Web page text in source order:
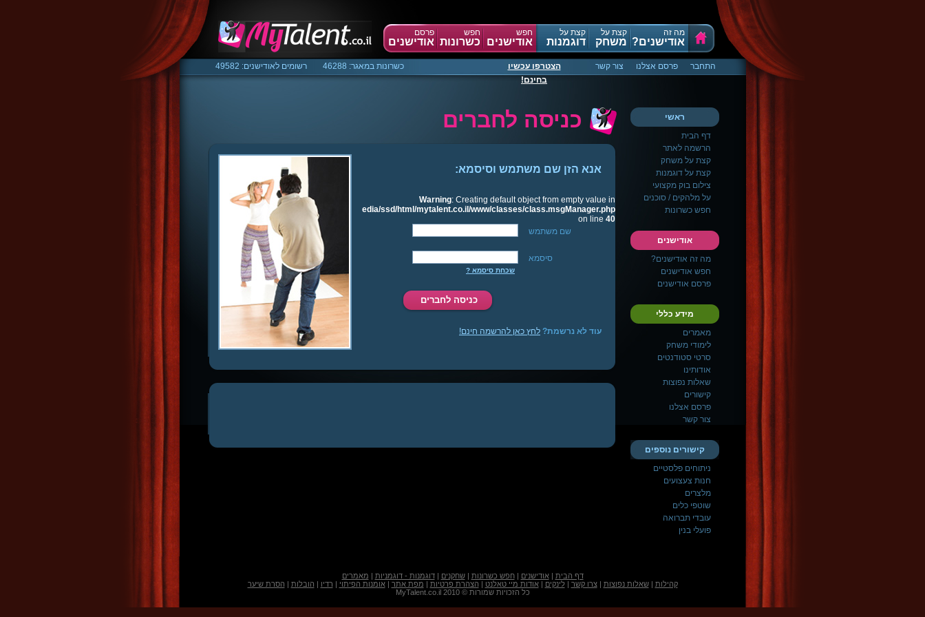
פרסם
אודישנים
חפש
כשרונות
חפש
אודישנים
קצת על
דוגמנות
קצת על
משחק
מה זה
אודישנים?
התחבר פרסם אצלנו צור קשר
הצטרפו עכשיו
בחינם!
כשרונות במאגר: 46288 רשומים לאודישנים: 49582
כניסה לחברים
אנא הזן שם משתמש וסיסמא:
Warning: Creating default object from empty value in
/media/ssd/html/mytalent.co.il/www/classes/class.msgManager.php
on line 40
שם משתמש
סיסמא
שכחת סיסמא ?
עוד לא נרשמת? לחץ כאן להרשמה חינם!
ראשי
דף הבית
הרשמה לאתר
קצת על משחק
קצת על דוגמנות
צילום בוק מקצועי
על מלהקים / סוכנים
חפש כשרונות
אודישנים
מה זה אודישנים?
חפש אודישנים
פרסם אודישנים
מידע כללי
מאמרים
לימודי משחק
סרטי סטודנטים
אודותינו
שאלות נפוצות
קישורים
פרסם אצלנו
צור קשר
קישורים נוספים
ניתוחים פלסטיים
חנות צעצועים
מלצרים
שוטפי כלים
עובדי תברואה
פועלי בנין
דף הבית |אודישנים |חפש כשרונות |שחקנים |דוגמנות - דוגמניות | מאמרים
קהילות |שאלות נפוצות |צרו קשר |לינקים |אודות מיי טאלנט | הצהרת פרטיות | מפת אתר |אומנות הפיתוי | רדיו | הובלות | הסרת שיער
כל הזכויות שמורות © 2010 MyTalent.co.il